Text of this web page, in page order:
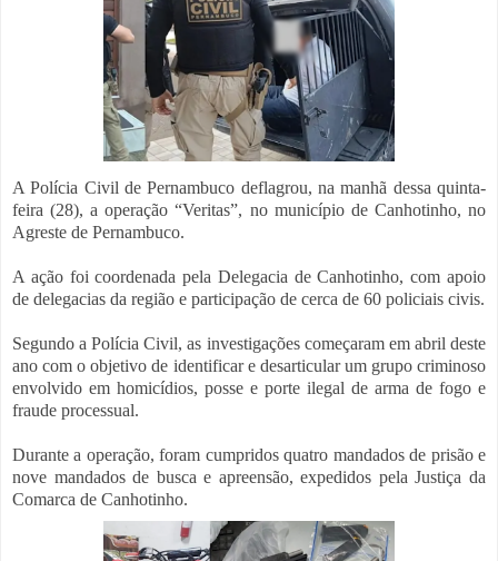
A Polícia Civil de Pernambuco deflagrou, na manhã dessa quinta-
feira (28), a operação “Veritas”, no município de Canhotinho, no
Agreste de Pernambuco.
A ação foi coordenada pela Delegacia de Canhotinho, com apoio
de delegacias da região e participação de cerca de 60 policiais civis.
Segundo a Polícia Civil, as investigações começaram em abril deste
ano com o objetivo de identificar e desarticular um grupo criminoso
envolvido em homicídios, posse e porte ilegal de arma de fogo e
fraude processual.
Durante a operação, foram cumpridos quatro mandados de prisão e
nove mandados de busca e apreensão, expedidos pela Justiça da
Comarca de Canhotinho.